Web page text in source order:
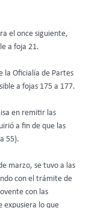
el once siguiente,
a foja 21.
la Oficialía de Partes
a fojas 175 a 177.
en remitir las
a fin de que las
55).
marzo, se tuvo a las
con el trámite de
con las
expusiera lo que